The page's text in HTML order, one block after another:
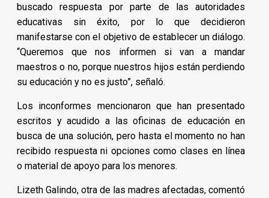
buscado respuesta por parte de las autoridades
educativas sin éxito, por lo que decidieron
manifestarse con el objetivo de establecer un diálogo.
“Queremos que nos informen si van a mandar
maestros o no, porque nuestros hijos están perdiendo
su educación y no es justo”, señaló.
Los inconformes mencionaron que han presentado
escritos y acudido a las oficinas de educación en
busca de una solución, pero hasta el momento no han
recibido respuesta ni opciones como clases en línea
o material de apoyo para los menores.
Lizeth Galindo, otra de las madres afectadas, comentó